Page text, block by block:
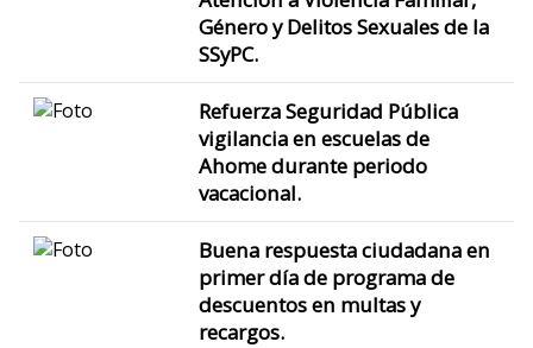
Género y Delitos Sexuales de la
SSyPC.
Refuerza Seguridad Pública
vigilancia en escuelas de
Ahome durante periodo
vacacional.
Buena respuesta ciudadana en
primer día de programa de
descuentos en multas y
recargos.